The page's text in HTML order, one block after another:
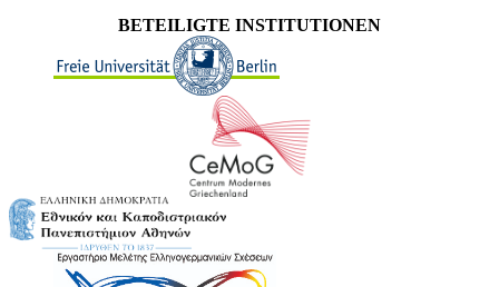
BETEILIGTE INSTITUTIONEN